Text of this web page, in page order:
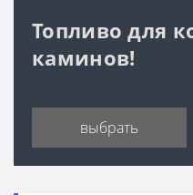
Топливо для
каминов!
выбрать